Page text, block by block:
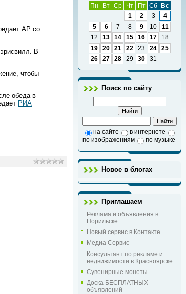
АР со
В
чтобы
обеда в
РИА
Пн
Вт Ср Чт Пт Сб
Вс
1
2 3
4
5
6 7 8 9 10
11
12
13 14 15 16 17
18
19
20 21 22 23 24
25
26
27 28 29 30 31
Поиск по сайту
на сайте
в интернете
по изображениям
по музыке
Новое в блогах
Приглашаем
Реклама и объявления в
Норильске
Новый сервис в Контакте
Медиа Сервис
Консультант по рекламе и
недвижимости в Красноярске
Сувенирные монеты
Доска БЕСПЛАТНЫХ
объявлений